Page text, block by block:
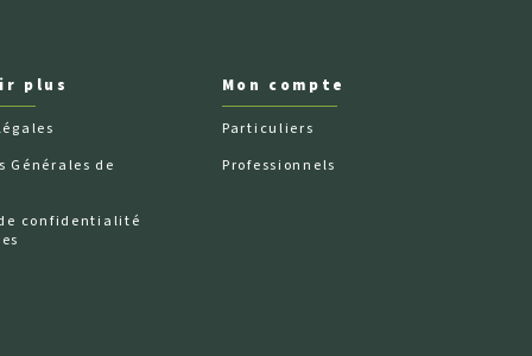
plus
Générales de
confidentialité
Mon compte
Particuliers
Professionnels